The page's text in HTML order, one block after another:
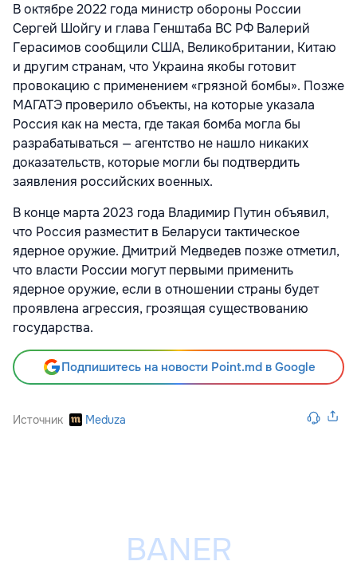
В октябре 2022 года министр обороны России
Сергей Шойгу и глава Генштаба ВС РФ Валерий
Герасимов сообщили США, Великобритании, Китаю
и другим странам, что Украина якобы готовит
провокацию с применением «грязной бомбы». Позже
МАГАТЭ проверило объекты, на которые указала
Россия как на места, где такая бомба могла бы
разрабатываться — агентство не нашло никаких
доказательств, которые могли бы подтвердить
заявления российских военных.
В конце марта 2023 года Владимир Путин объявил,
что Россия разместит в Беларуси тактическое
ядерное оружие. Дмитрий Медведев позже отметил,
что власти России могут первыми применить
ядерное оружие, если в отношении страны будет
проявлена агрессия, грозящая существованию
государства.
Подпишитесь на новости Point.md в Google
Источник Meduza